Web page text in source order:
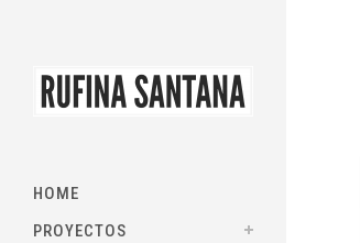
HOME
PROYECTOS